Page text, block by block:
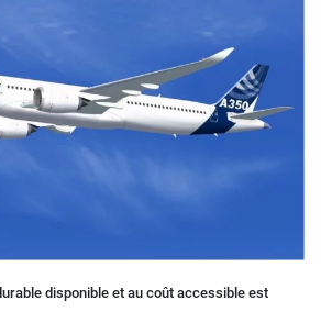
disponible et au coût accessible est